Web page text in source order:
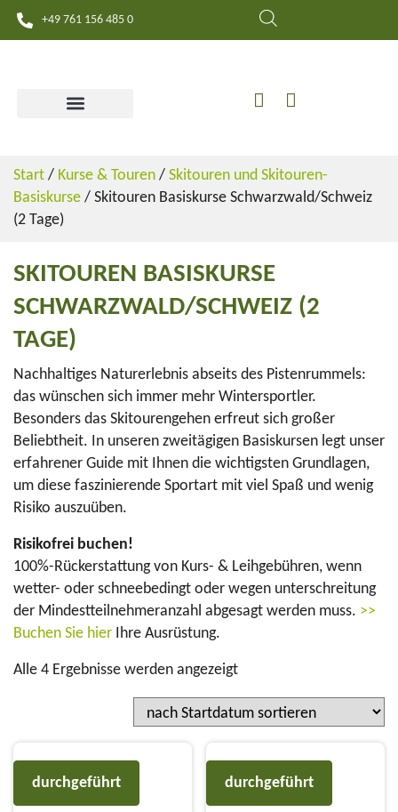
+49 761 156 485 0
Mein Konto
Warenkorb
Start / Kurse & Touren / Skitouren und Skitouren-
Basiskurse / Skitouren Basiskurse Schwarzwald/Schweiz
(2 Tage)
SKITOUREN BASISKURSE
SCHWARZWALD/SCHWEIZ (2
TAGE)
Nachhaltiges Naturerlebnis abseits des Pistenrummels:
das wünschen sich immer mehr Wintersportler.
Besonders das Skitourengehen erfreut sich großer
Beliebtheit. In unseren zweitägigen Basiskursen legt unser
erfahrener Guide mit Ihnen die wichtigsten Grundlagen,
um diese faszinierende Sportart mit viel Spaß und wenig
Risiko auszuüben.
Risikofrei buchen!
100%-Rückerstattung von Kurs- & Leihgebühren, wenn
wetter- oder schneebedingt oder wegen unterschreitung
der Mindestteilnehmeranzahl abgesagt werden muss. >>
Buchen Sie hier Ihre Ausrüstung.
Alle 4 Ergebnisse werden angezeigt
durchgeführt durchgeführt